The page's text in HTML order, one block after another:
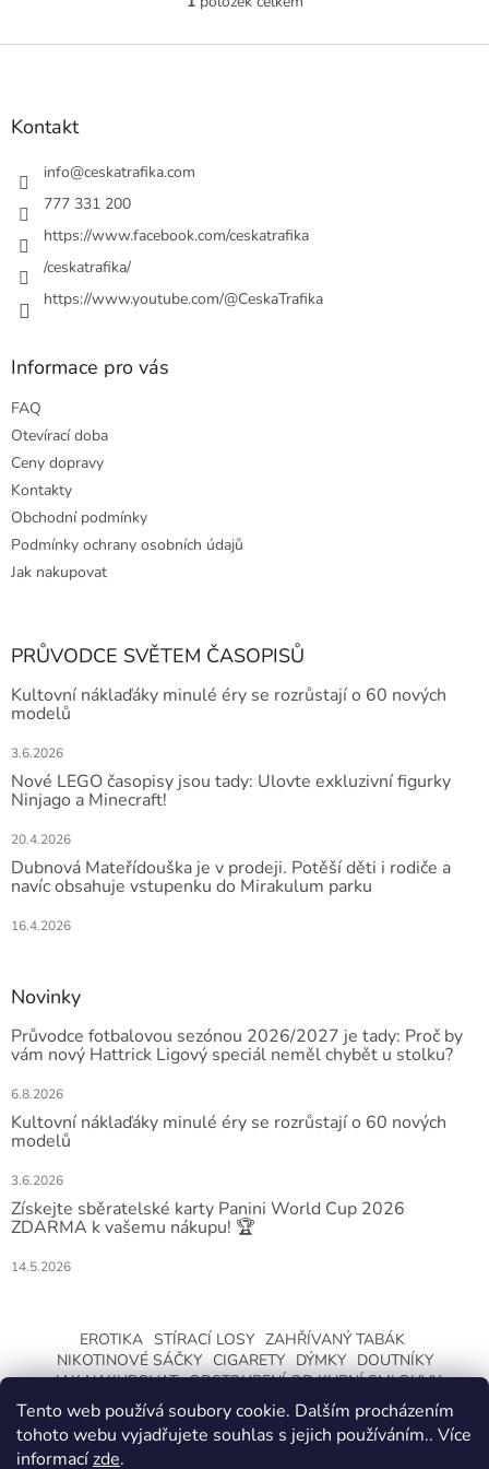
Tento web používá soubory cookie. Dalším procházením
tohoto webu vyjadřujete souhlas s jejich používáním.. Více
informacízde.
O
l
k
ý
Z
Kontakt
info@ceskatrafika.com
777 331 200
https://www.facebook.com/ceskatrafika
/ceskatrafika/
https://www.youtube.com/@CeskaTrafika
Informace pro vás
FAQ
Otevírací doba
Ceny dopravy
Kontakty
Obchodní podmínky
Podmínky ochrany osobních údajů
Jak nakupovat
PRŮVODCE SVĚTEM ČASOPISŮ
Kultovní náklaďáky minulé éry se rozrůstají o 60 nových
modelů
3.6.2026
Nové LEGO časopisy jsou tady: Ulovte exkluzivní figurky
Ninjago a Minecraft!
20.4.2026
Dubnová Mateřídouška je v prodeji. Potěší děti i rodiče a
navíc obsahuje vstupenku do Mirakulum parku
16.4.2026
Novinky
Průvodce fotbalovou sezónou 2026/2027 je tady: Proč by
vám nový Hattrick Ligový speciál neměl chybět u stolku?
6.8.2026
Kultovní náklaďáky minulé éry se rozrůstají o 60 nových
modelů
3.6.2026
Získejte sběratelské karty Panini World Cup 2026
ZDARMA k vašemu nákupu! 🏆
14.5.2026
EROTIKA STÍRACÍ LOSY ZAHŘÍVANÝ TABÁK
NIKOTINOVÉ SÁČKY CIGARETY DÝMKY
DOUTNÍKY
JAK NAKUPOVAT ODSTOUPENÍ OD KUPNÍ SMLOUVY